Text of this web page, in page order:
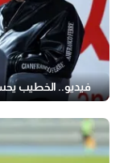
فيديو.. الخطيب